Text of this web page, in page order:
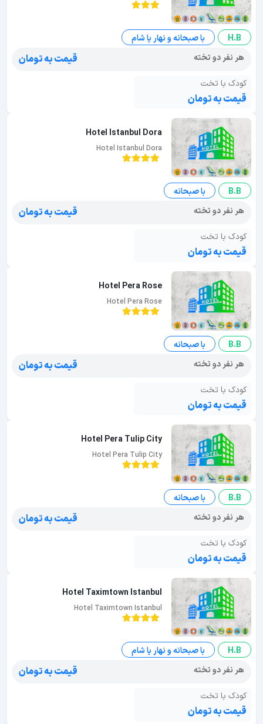
H.B
با صبحانه و نهار یا شام
هر نفر دو تخته
قیمت به تومان
کودک با تخت
قیمت به تومان
Hotel Istanbul Dora
Hotel Istanbul Dora
B.B
با صبحانه
هر نفر دو تخته
قیمت به تومان
کودک با تخت
قیمت به تومان
Hotel Pera Rose
Hotel Pera Rose
B.B
با صبحانه
هر نفر دو تخته
قیمت به تومان
کودک با تخت
قیمت به تومان
Hotel Pera Tulip City
Hotel Pera Tulip City
B.B
با صبحانه
هر نفر دو تخته
قیمت به تومان
کودک با تخت
قیمت به تومان
Hotel Taximtown Istanbul
Hotel Taximtown Istanbul
H.B
با صبحانه و نهار یا شام
هر نفر دو تخته
قیمت به تومان
کودک با تخت
قیمت به تومان